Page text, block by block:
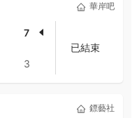
華岸吧
7
3
已結束
鏢藝社